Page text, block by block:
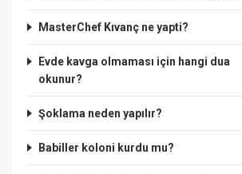
MasterChef Kıvanç ne yapti?
Evde kavga olmaması için hangi dua
okunur?
Şoklama neden yapılır?
Babiller koloni kurdu mu?